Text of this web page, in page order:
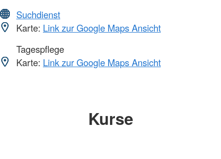
Suchdienst
Karte: Link zur Google Maps Ansicht
Tagespflege
Karte: Link zur Google Maps Ansicht
Kurse